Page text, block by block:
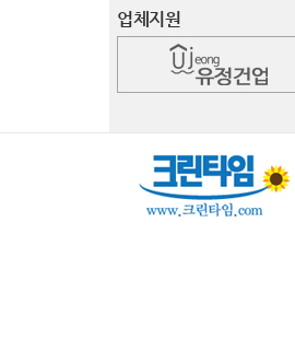
업체지원